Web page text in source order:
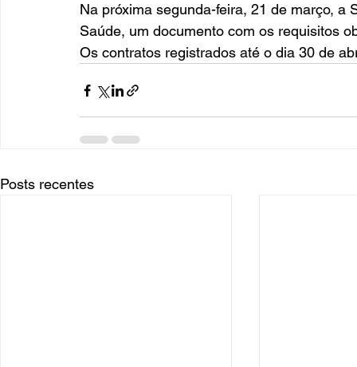
Na próxima segunda-feira, 21 de março,
Saúde, um documento com os requisitos
Os contratos registrados até o dia 30 de
Posts recentes